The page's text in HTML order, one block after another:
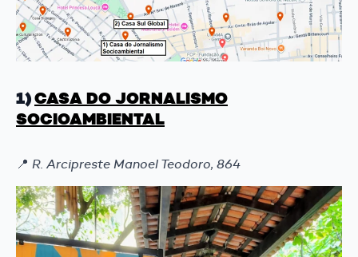
1)CASA DO JORNALISMO
SOCIOAMBIENTAL
📍 R. Arcipreste Manoel Teodoro, 864